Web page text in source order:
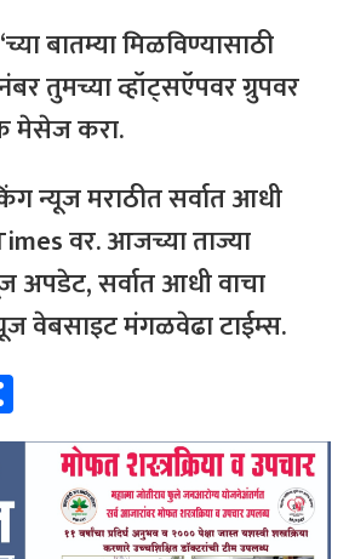
च्याबातम्यामिळविण्यासाठी
तुमच्याव्हॉट्सऍपवरग्रुपवर
मेसेजकरा.
न्यूजमराठीतसर्वातआधी
वर. आजच्या ताज्या
अपडेट, सर्वात आधी वाचा
वेबसाइट मंगळवेढा टाईम्स.
ar